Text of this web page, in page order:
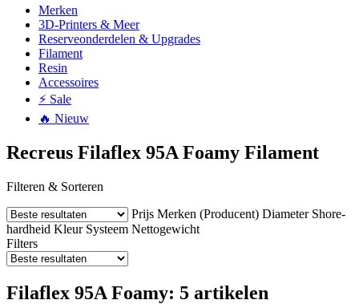
Merken
3D-Printers & Meer
Reserveonderdelen & Upgrades
Filament
Resin
Accessoires
⚡ Sale
🔥 Nieuw
Recreus Filaflex 95A Foamy Filament
Filteren & Sorteren
Prijs Merken (Producent) Diameter Shore-
hardheid Kleur Systeem Nettogewicht
Filters
Filaflex 95A Foamy: 5 artikelen